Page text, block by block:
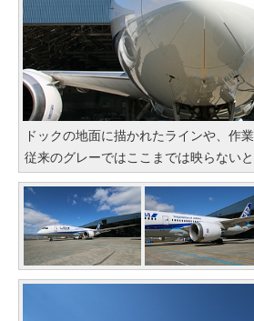
ドックの地面に描かれたラインや、作
従来のグレーではここまでは映らない